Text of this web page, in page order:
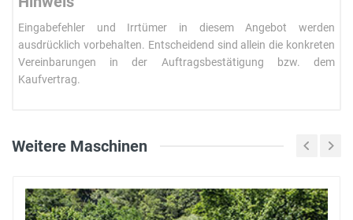
Eingabefehler und Irrtümer in diesem Angebot werden
ausdrücklich vorbehalten. Entscheidend sind allein die konkreten
Vereinbarungen in der Auftragsbestätigung bzw. dem
Kaufvertrag.
Telefonnummer *
Weitere Maschinen